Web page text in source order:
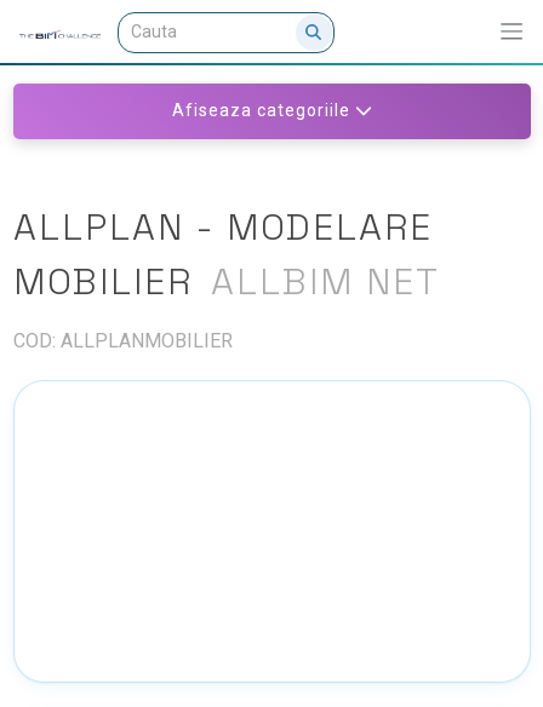
Afiseaza categoriile
ALLPLAN - MODELARE
MOBILIER ALLBIM NET
COD: ALLPLANMOBILIER